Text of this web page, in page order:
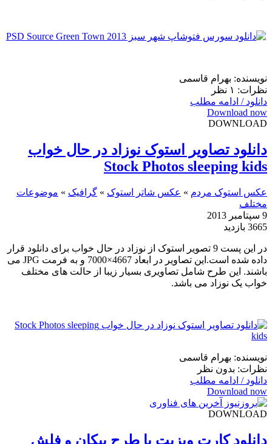
نویسنده: بهرام قاسمی
نظرات: ۱ نظر
دانلود / ادامه مطلب
Download now
DOWNLOAD
دانلود تصاویر استوک نوزاد در حال خواب
Stock Photos sleeping kids
عکس استوک مردم » عکس شاتر استوک » گرافیک » موضوعات
مختلف
9 سپتامبر 2013
3665 بازدید
در این پست 9 تصویر استوک از نوزاد در حال خواب برای دانلود قرار
داده شده است.این تصاویر در ابعاد 4667×7000 و به فرمت JPG می
باشند. این طرح شامل تصاویری بسیار زیبا از حالت های مختلف
خواب یک نوزاد می باشد.
نویسنده: بهرام قاسمی
نظرات: بدون نظر
دانلود / ادامه مطلب
Download now
DOWNLOAD
دانلود کارت ویزیت با طرح پیکان و فلش